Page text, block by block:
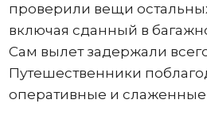
проверили вещи
включая сданный в
Сам вылет задержали
Путешественники
оперативные и слаженные